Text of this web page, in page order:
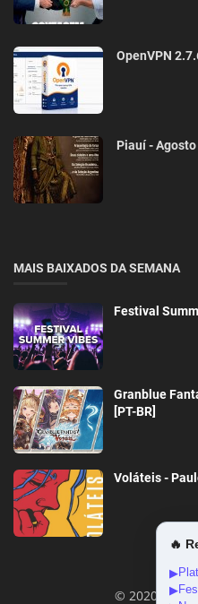
OpenVPN
Piauí - Agosto
MAIS BAIXADOS DA SEMANA
Festival
Granblue
[PT-BR]
Voláteis -
© 2020-2026
🔥
▶
▶